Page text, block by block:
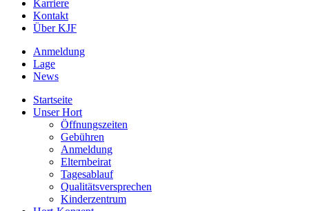
Karriere
Kontakt
Über KJF
Anmeldung
Lage
News
Startseite
Unser Hort
Öffnungszeiten
Gebühren
Anmeldung
Elternbeirat
Tagesablauf
Qualitätsversprechen
Kinderzentrum